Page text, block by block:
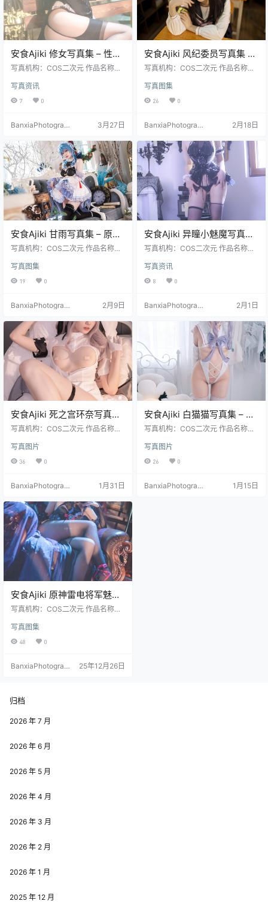
安食Ajiki 修女写真集 – 性感
圣洁COS高清 [25P-
写真机构：COS二次元 作品名称：
数量：25张 资源大小：998.7MB
写真资讯
7 0
BanxiaPhotograp
3月27日
安食Ajiki 风纪委员写真集 –
制服COS高清大图 [47P-
写真机构：COS二次元 作品名称：
图片数量：47张 资源大小：629.1M
B
写真图集
26 0
BanxiaPhotograp
2月18日
安食Ajiki 甘雨写真集 – 原神
COS高清图集 [48P-874M]
写真机构：COS二次元 作品名称：
数量：48张 资源大小：874MB
写真图集
19 0
BanxiaPhotograp
2月9日
安食Ajiki 异瞳小魅魔写真集
– 萌系魅魔COS高清图
写真机构：COS二次元 作品名称：
ki 图片数量：22张 资源大小：78M
B
写真资讯
8 0
BanxiaPhotograp
2月1日
安食Ajiki 死之宫环奈写真集
– 角色扮演高清图 [37P-
写真机构：COS二次元 作品名称：
ki 图片数量：37张 资源大小：375.
5MB
写真图片
36 0
BanxiaPhotograp
1月31日
安食Ajiki 白猫猫写真集 – 可
爱萌妹高清COS图 [48P-
写真机构：COS二次元 作品名称：
片数量：48张 资源大小：267MB
写真图片
26 0
BanxiaPhotograp
1月15日
安食Ajiki 原神雷电将军魅魔
写真集 – 高质量COS & 二次
写真机构：COS二次元 作品名称：
安食Ajiki 图片数量：35张 资源大
小：259MB
写真图集
48 0
BanxiaPhotograp
25年12月26日
归档
2026 年 7 月
2026 年 6 月
2026 年 5 月
2026 年 4 月
2026 年 3 月
2026 年 2 月
2026 年 1 月
2025 年 12 月